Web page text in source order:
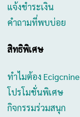
แจ้งชำระเงิน
คำถามที่พบบ่อย
สิทธิพิเศษ
ทำไมต้อง Ecigcnine
โปรโมชั่นพิเศษ
กิจกรรมร่วมสนุก